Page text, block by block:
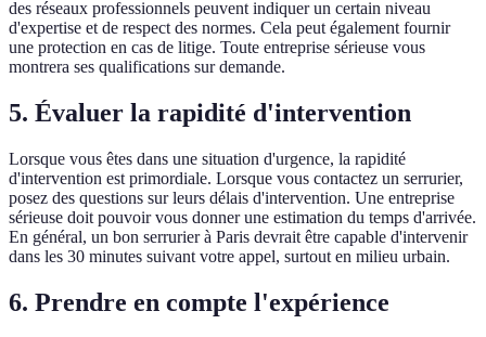
des réseaux professionnels peuvent indiquer un certain niveau
d'expertise et de respect des normes. Cela peut également fournir
une protection en cas de litige. Toute entreprise sérieuse vous
montrera ses qualifications sur demande.
5. Évaluer la rapidité d'intervention
Lorsque vous êtes dans une situation d'urgence, la rapidité
d'intervention est primordiale. Lorsque vous contactez un serrurier,
posez des questions sur leurs délais d'intervention. Une entreprise
sérieuse doit pouvoir vous donner une estimation du temps d'arrivée.
En général, un bon serrurier à Paris devrait être capable d'intervenir
dans les 30 minutes suivant votre appel, surtout en milieu urbain.
6. Prendre en compte l'expérience